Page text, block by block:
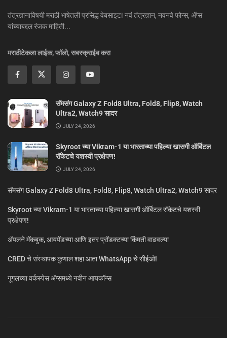
तंत्रज्ञानाविषयी मराठी भाषेतली प्रसिद्ध वेबसाइट! नवं तंत्रज्ञान, नवनवे फोन्स, ॲप्स
यांच्याबद्दल रंजक माहिती...
मराठीटेकला लाईक, फॉलो, सबस्क्राईब करा
सॅमसंग Galaxy Z Fold8 Ultra, Fold8, Flip8, Watch
Ultra2, Watch9 सादर
JULY 24, 2026
Skyroot च्या Vikram-1 या भारताच्या पहिल्या खासगी ऑर्बिटल
रॉकेटचे यशस्वी प्रक्षेपण!
JULY 24, 2026
सॅमसंग Galaxy Z Fold8 Ultra, Fold8, Flip8, Watch Ultra2, Watch9 सादर
Skyroot च्या Vikram-1 या भारताच्या पहिल्या खासगी ऑर्बिटल रॉकेटचे यशस्वी
प्रक्षेपण!
ॲपलने मॅकबुक, आयपॅडच्या आणि इतर प्रॉडक्टच्या किंमती वाढवल्या
CRED चे संस्थापक कुणाल शहा आता WhatsApp चे सीईओ!
गूगलच्या वर्कस्पेस अ‍ॅप्समध्ये नवीन आयकॉन्स